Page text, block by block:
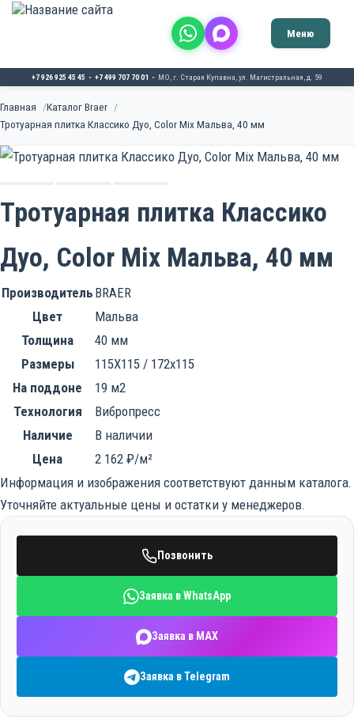
Меню
+7 926 925 45 45 +7 499 707 70 01 МО, г. Старая Купавна, ул. Магистральная, д. 59
Главная
Брусчатка
Тактильная плитка
Бордюрный камень
Художественная ковка
Ступени
Доставка
Асфальтирование
Строительство
Вибролитая плитка
Вибропрессованная плитка
Укладка плитки
Контакты
Блог
Главная
Каталог Braer
Тротуарная плитка Классико Дуо, Color Mix Мальва, 40 мм
Тротуарная плитка Классико
Дуо, Color Mix Мальва, 40 мм
Производитель BRAER
Цвет
Мальва
Толщина
40 мм
Размеры
115Х115 / 172х115
На поддоне
19 м2
Технология
Вибропресс
Наличие
В наличии
Цена
2 162 ₽/м²
Информация и изображения соответствуют данным каталога.
Уточняйте актуальные цены и остатки у менеджеров.
Позвонить
Заявка в WhatsApp
Заявка в MAX
Заявка в Telegram